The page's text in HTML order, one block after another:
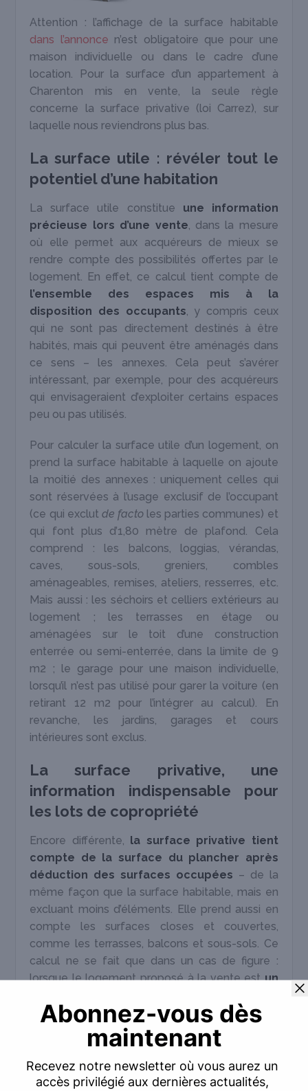
Attention : l’affichage de la surface habitable
dans l’annonce n’est obligatoire que pour une
maison individuelle ou dans le cadre d’une
location. Pour la surface d’un appartement à
Charenton mis en vente, la seule règle
concerne la surface privative (loi Carrez), sur
laquelle nous reviendrons plus bas.
La surface utile : révéler tout le
potentiel d’une habitation
La surface utile constitue une information
précieuse lors d’une vente , dans la mesure
où elle permet aux acquéreurs de mieux se
rendre compte des possibilités offertes par le
logement. En effet, ce calcul tient compte de
l’ensemble des espaces mis à la
disposition des occupants , y compris ceux
qui ne sont pas directement destinés à être
habités, mais qui peuvent être aménagés dans
ce sens – les annexes. Cela peut s’avérer
intéressant, par exemple, pour des acquéreurs
qui envisageraient d’exploiter certains espaces
peu ou pas utilisés.
Pour calculer la surface utile d’un logement, on
prend la surface habitable à laquelle on ajoute
la moitié des annexes : uniquement celles qui
sont réservées à l’usage exclusif de l’occupant
(ce qui exclut de facto les parties communes) et
qui font plus d’1,80 mètre de plafond. Cela
comprend : les balcons, loggias, vérandas,
caves, sous-sols, greniers, combles
aménageables, remises, ateliers, resserres, etc.
Mais aussi : les séchoirs et celliers extérieurs au
logement ; les terrasses en étage ou
aménagées sur le toit d’une construction
enterrée ou semi-enterrée, dans la limite de 9
m2 ; le garage pour une maison individuelle,
lorsqu’il n’est pas utilisé pour garer la voiture (en
retirant 12 m2 pour l’intégrer au calcul). En
revanche, les jardins, garages et cours
intérieures sont exclus.
La surface privative, une
information indispensable pour
les lots de copropriété
Encore différente, la surface privative tient
compte de la surface du plancher après
déduction des surfaces occupées – de la
même façon que la surface habitable, mais en
excluant moins d’éléments. Elle prend aussi en
compte les surfaces closes et couvertes,
comme les terrasses, balcons et sous-sols. Ce
calcul ne se fait que dans un cas de figure :
lorsque le logement proposé à la vente estun
Cette mesure s’appelle aussi «
surface loi
» et fait l’objet d’ un diagnostic
spécifique dans le cadre de la vente d’un
bien en copropriété. Elle doit apparaître dans